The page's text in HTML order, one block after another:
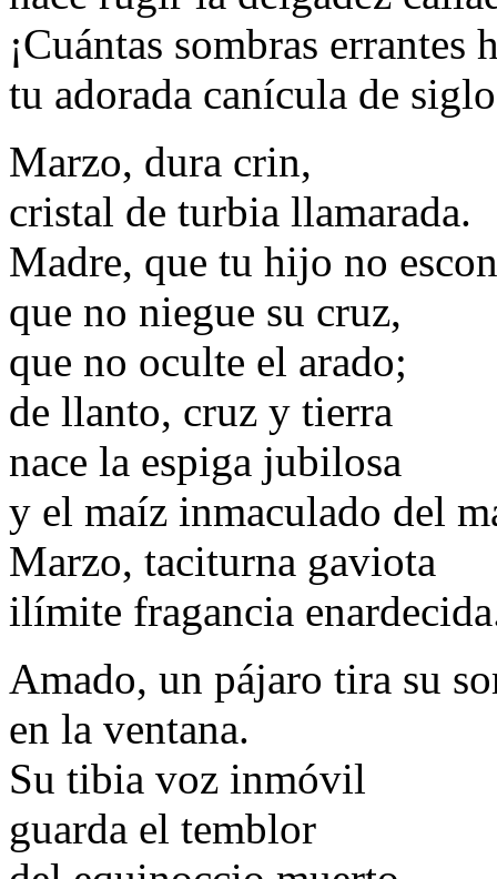
¡Cuántas sombras errantes
tu adorada canícula de
Marzo, dura crin,
cristal de turbia llamarada.
Madre, que tu hijo no
que no niegue su cruz,
que no oculte el arado;
de llanto, cruz y tierra
nace la espiga jubilosa
y el maíz inmaculado del
Marzo, taciturna gaviota
ilímite fragancia
Amado, un pájaro tira su
en la ventana.
Su tibia voz inmóvil
guarda el temblor